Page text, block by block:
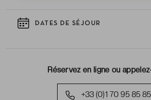
DATES DE SÉJOUR
Réservez en ligne ou
+33 (0)1 70 95 85 85